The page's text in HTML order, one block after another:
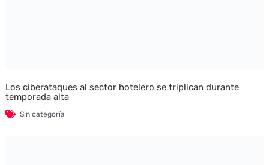
Los ciberataques al sector hotelero se triplican durante
temporada alta
Sin categoría